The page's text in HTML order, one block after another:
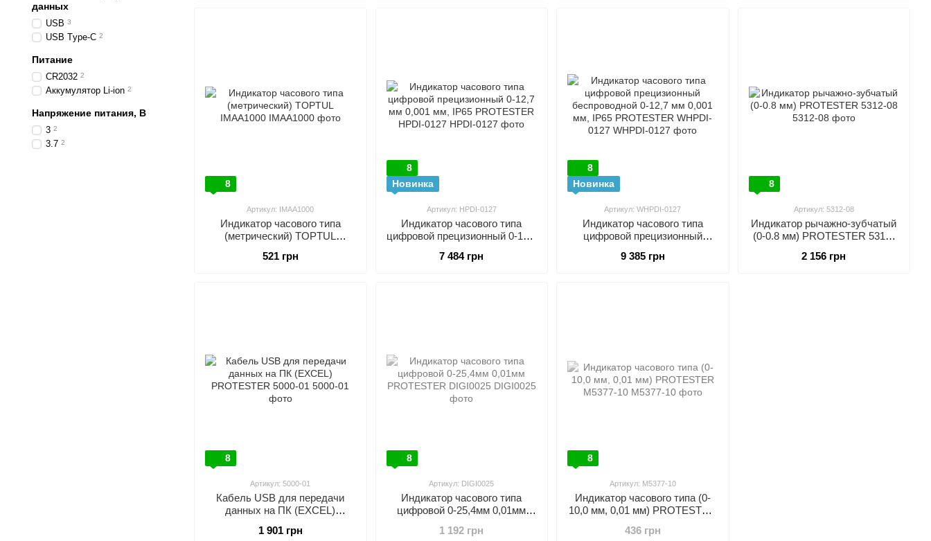
8
Артикул: IMAA1000
Индикатор часового типа
(метрический) TOPTUL
521 грн
8
Новинка
Артикул: HPDI-0127
Индикатор часового типа
цифровой прецизионный 0-12,7
PROTESTER HPDI-0127
7 484 грн
8
Новинка
Артикул: WHPDI-0127
Индикатор часового типа
цифровой прецизионный
мм, IP65 PROTESTER WHPDI-
9 385 грн
8
Артикул: 5312-08
Индикатор рычажно-зубчатый
(0-0.8 мм) PROTESTER 5312-
2 156 грн
8
Артикул: 5000-01
Кабель USB для передачи
данных на ПК (EXCEL)
1 901 грн
8
Артикул: DIGI0025
Индикатор часового типа
цифровой 0-25,4мм 0,01мм
1 192 грн
8
Артикул: M5377-10
Индикатор часового типа (0-
10,0 мм, 0,01 мм) PROTESTER
436 грн
данных
USB 3
USB Tуpe-C 2
Питание
CR2032 2
Аккумулятор Li‑ion 2
Напряжение питания, В
3 2
3.7 2